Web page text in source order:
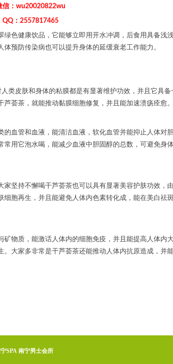
信：wu20020822wu
QQ：2557817465
色健康饮品，它能够立即用开水冲调，后食用具备浅
预防传染病也可以提升身体的延缓衰老工作能力。
类皮肤和身体的粘膜都是有显著维护功效，并且它具
荟茶，就能推动黏膜细胞修复，并且能加速溃疡痊愈。
血管和血液，能清洁血液，软化血管并能抑止人体对
用它泡水喝，能减少血液中胆固醇的总数，可避免身
坚持不懈喝干芦荟茶也可以具有显著美容护肤功效，
胞再生，并且能避免人体内色素转化成，能在美白祛
物质，能激话人体内的细胞免疫，并且能提高人体内
大家多非常是干芦荟茶还能推动人体内抗原造成，并
SPA 南宁男士会所